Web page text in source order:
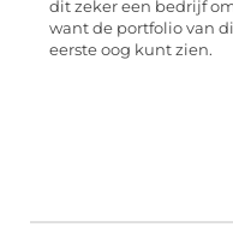
dit zeker een bedrijf
want de portfolio van
eerste oog kunt zien.